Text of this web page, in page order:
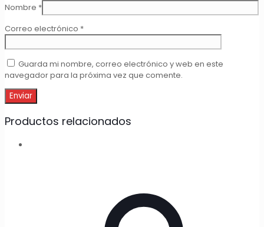
Nombre *
Correo electrónico *
Guarda mi nombre, correo electrónico y web en este
navegador para la próxima vez que comente.
Productos relacionados